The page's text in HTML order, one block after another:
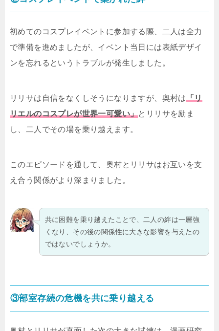
初めてのコスプレイベントに参加する際、二人は全力
で準備を進めましたが、イベント当日には表紙デザイ
ンを忘れるというトラブルが発生しました。
リリサは自信をなくしそうになりますが、奥村は「リ
リエルのコスプレが世界一可愛い」とリリサを励ま
し、二人でその場を乗り越えます。
このエピソードを通して、奥村とリリサはお互いを支
え合う関係がより深まりました。
共に困難を乗り越えたことで、二人の絆は一層強
くなり、その後の関係性に大きな影響を与えたの
ではないでしょうか。
③部室存続の危機を共に乗り越える